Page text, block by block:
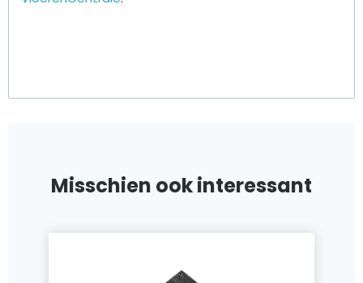
Misschien ook interessant